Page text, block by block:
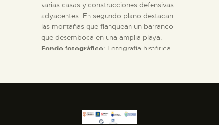
varias casas y construcciones defensivas
adyacentes. En segundo plano destacan
las montañas que flanquean un barranco
que desemboca en una amplia playa.
Fondo fotográfico: Fotografía histórica